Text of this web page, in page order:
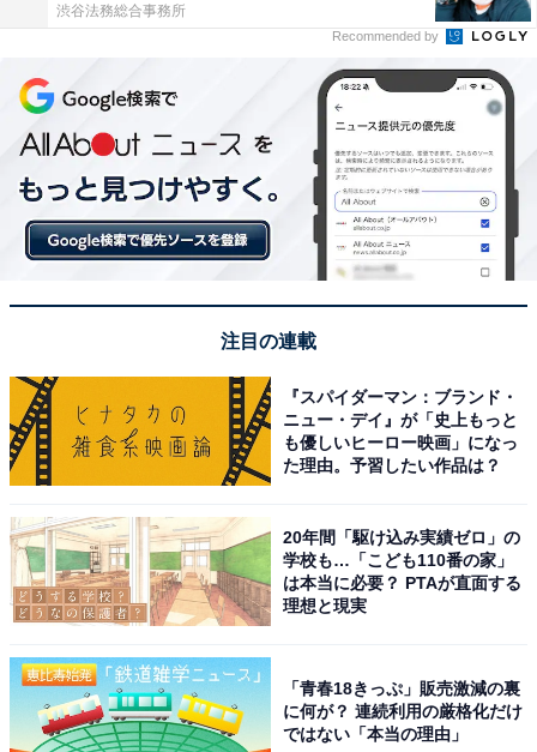
渋谷法務総合事務所
Recommended by
注目の連載
『スパイダーマン：ブランド・
ニュー・デイ』が「史上もっと
も優しいヒーロー映画」になっ
た理由。予習したい作品は？
20年間「駆け込み実績ゼロ」の
学校も…「こども110番の家」
は本当に必要？ PTAが直面する
理想と現実
「青春18きっぷ」販売激減の裏
に何が？ 連続利用の厳格化だけ
ではない「本当の理由」